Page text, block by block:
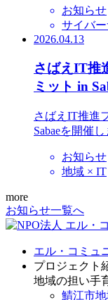
お知らせ
サイバ
2026.04.13
さばえIT推
ミット in
さばえIT推進
Sabaeを開催し
お知らせ
地域 × IT
more
お知らせ一覧へ
エル・コミュ
プロジェクト
地域の担い手
鯖江市